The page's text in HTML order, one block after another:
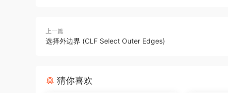
上一篇
选择外边界 (CLF Select Outer Edges)
猜你喜欢